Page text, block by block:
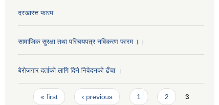
दरखास्त फारम
सामाजिक सुरक्षा तथा परिचयपत्र नविकरण फारम ।।
बेरोजगार दर्ताको लागि दिने निवेदनको ढँचा ।
Pages
« first ‹ previous 1 2 3